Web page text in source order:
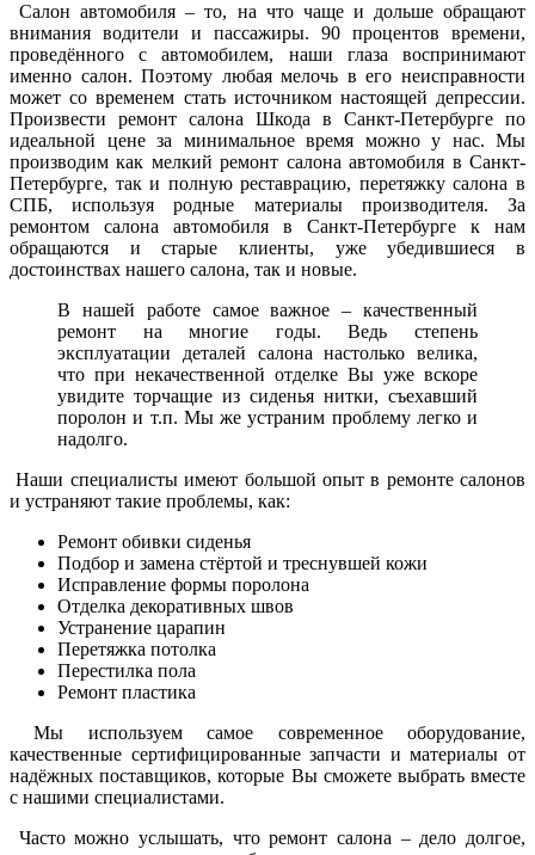
Салон автомобиля – то, на что чаще и дольше обращают
внимания водители и пассажиры. 90 процентов времени,
проведённого с автомобилем, наши глаза воспринимают
именно салон. Поэтому любая мелочь в его неисправности
может со временем стать источником настоящей депрессии.
Произвести ремонт салона Шкода в Санкт-Петербурге по
идеальной цене за минимальное время можно у нас. Мы
производим как мелкий ремонт салона автомобиля в Санкт-
Петербурге, так и полную реставрацию, перетяжку салона в
СПБ, используя родные материалы производителя. За
ремонтом салона автомобиля в Санкт-Петербурге к нам
обращаются и старые клиенты, уже убедившиеся в
достоинствах нашего салона, так и новые.
В нашей работе самое важное – качественный
ремонт на многие годы. Ведь степень
эксплуатации деталей салона настолько велика,
что при некачественной отделке Вы уже вскоре
увидите торчащие из сиденья нитки, съехавший
поролон и т.п. Мы же устраним проблему легко и
надолго.
Наши специалисты имеют большой опыт в ремонте салонов
и устраняют такие проблемы, как:
Ремонт обивки сиденья
Подбор и замена стёртой и треснувшей кожи
Исправление формы поролона
Отделка декоративных швов
Устранение царапин
Перетяжка потолка
Перестилка пола
Ремонт пластика
Мы используем самое современное оборудование,
качественные сертифицированные запчасти и материалы от
надёжных поставщиков, которые Вы сможете выбрать вместе
с нашими специалистами.
Часто можно услышать, что ремонт салона – дело долгое,